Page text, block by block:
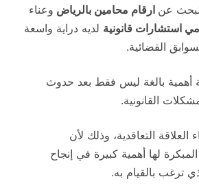
عن ارقام محامين بالرياض وعناء
استشارات قانونية لديه دراية واسعة
القضائية.
أهمية بالغة ليس فقط بعد حدوث
القانونية.
العلاقة التعاقدية، وذلك لأن
المبكرة لها أهمية كبيرة في إنجاح
ترغب بالقيام به.